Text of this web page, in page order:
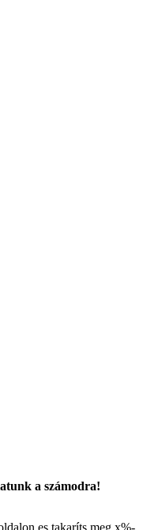
a számodra!
es takaríts meg x%-